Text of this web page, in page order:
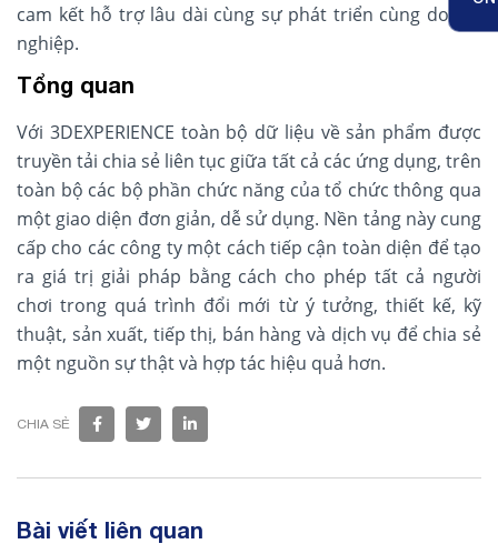
cam kết hỗ trợ lâu dài cùng sự phát triển cùng doanh
nghiệp.
Tổng quan
Với 3DEXPERIENCE toàn bộ dữ liệu về sản phẩm được
truyền tải chia sẻ liên tục giữa tất cả các ứng dụng, trên
toàn bộ các bộ phần chức năng của tổ chức thông qua
một giao diện đơn giản, dễ sử dụng. Nền tảng này cung
cấp cho các công ty một cách tiếp cận toàn diện để tạo
ra giá trị giải pháp bằng cách cho phép tất cả người
chơi trong quá trình đổi mới từ ý tưởng, thiết kế, kỹ
thuật, sản xuất, tiếp thị, bán hàng và dịch vụ để chia sẻ
một nguồn sự thật và hợp tác hiệu quả hơn.
CHIA SẺ
Bài viết liên quan